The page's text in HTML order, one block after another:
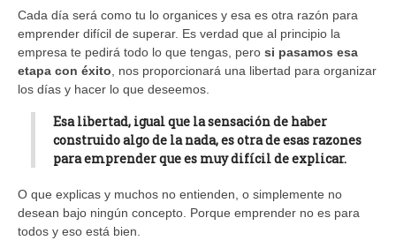
Cada día será como tu lo organices y esa es otra razón para
emprender difícil de superar. Es verdad que al principio la
empresa te pedirá todo lo que tengas, pero si pasamos esa
etapa con éxito , nos proporcionará una libertad para organizar
los días y hacer lo que deseemos.
Esa libertad, igual que la sensación de haber
construido algo de la nada, es otra de esas razones
para emprender que es muy difícil de explicar.
O que explicas y muchos no entienden, o simplemente no
desean bajo ningún concepto. Porque emprender no es para
todos y eso está bien.